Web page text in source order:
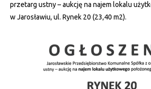
przetarg ustny – aukcję na najem lokalu
w Jarosławiu, ul. Rynek 20 (23,40 m2).